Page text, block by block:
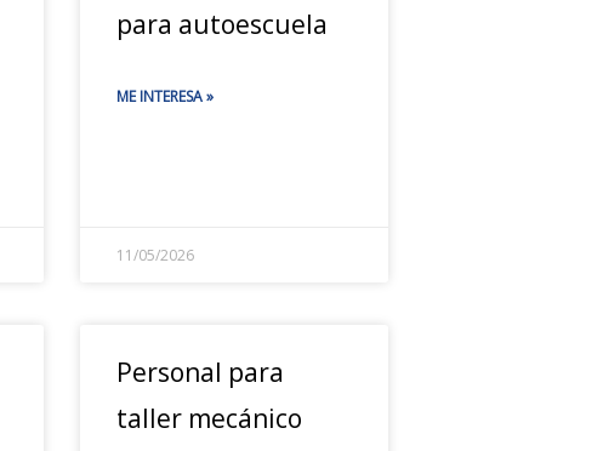
para autoescuela
ME INTERESA »
11/05/2026
Personal para
taller mecánico